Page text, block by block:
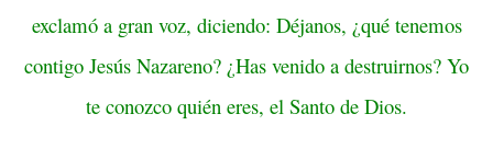
exclamó a gran voz, diciendo: Déjanos, ¿qué tenemos
contigo Jesús Nazareno? ¿Has venido a destruirnos? Yo
te conozco quién eres, el Santo de Dios.